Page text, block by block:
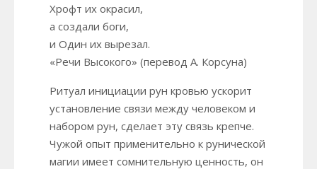
Хрофт их окрасил,
а создали боги,
и Один их вырезал.
«Речи Высокого» (перевод А. Корсуна)
Ритуал инициации рун кровью ускорит
установление связи между человеком и
набором рун, сделает эту связь крепче.
Чужой опыт применительно к рунической
магии имеет сомнительную ценность, он